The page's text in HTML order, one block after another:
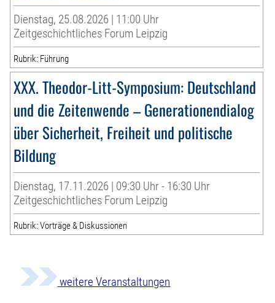
Dienstag, 25.08.2026 | 11:00 Uhr
Zeitgeschichtliches Forum Leipzig
Rubrik: Führung
XXX. Theodor-Litt-Symposium: Deutschland
und die Zeitenwende – Generationendialog
über Sicherheit, Freiheit und politische
Bildung
Dienstag, 17.11.2026 | 09:30 Uhr - 16:30 Uhr
Zeitgeschichtliches Forum Leipzig
Rubrik: Vorträge & Diskussionen
weitere Veranstaltungen